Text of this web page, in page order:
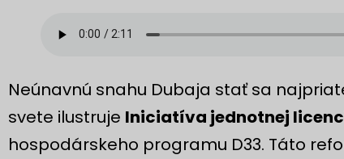
Neúnavnú snahu Dubaja stať sa
svete ilustruje Iniciatíva jednotnej
hospodárskeho programu D33. Táto